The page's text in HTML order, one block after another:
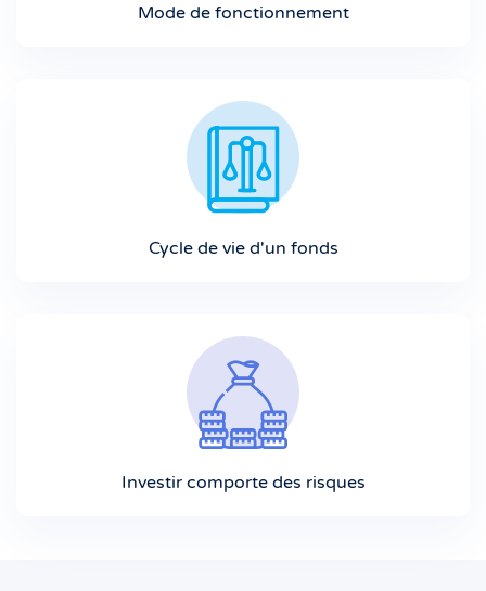
Mode de fonctionnement
Cycle de vie d'un fonds
Investir comporte des risques